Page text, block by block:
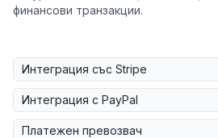
финансови транзакции.
Интеграция със Stripe
Интеграция с PayPal
Платежен превозвач